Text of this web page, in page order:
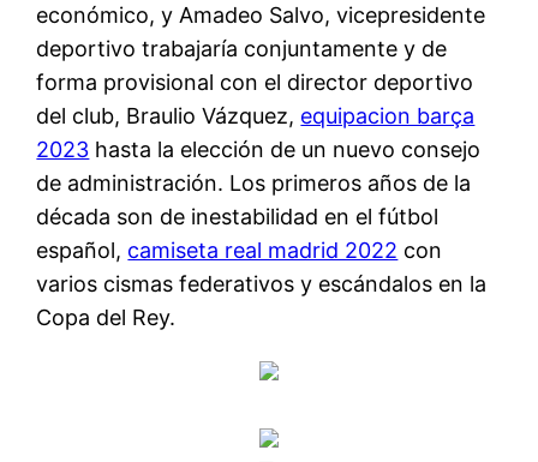
económico, y Amadeo Salvo, vicepresidente
deportivo trabajaría conjuntamente y de
forma provisional con el director deportivo
del club, Braulio Vázquez, equipacion barça
2023 hasta la elección de un nuevo consejo
de administración. Los primeros años de la
década son de inestabilidad en el fútbol
español, camiseta real madrid 2022 con
varios cismas federativos y escándalos en la
Copa del Rey.